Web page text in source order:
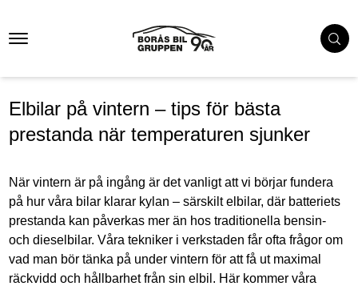
Elbilar på vintern – tips för bästa
prestanda när temperaturen sjunker
När vintern är på ingång är det vanligt att vi börjar fundera
på hur våra bilar klarar kylan – särskilt elbilar, där batteriets
prestanda kan påverkas mer än hos traditionella bensin-
och dieselbilar. Våra tekniker i verkstaden får ofta frågor om
vad man bör tänka på under vintern för att få ut maximal
räckvidd och hållbarhet från sin elbil. Här kommer våra